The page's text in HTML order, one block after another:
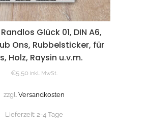
Glück 01, DIN A6,
Ons, Rubbelsticker, für
Holz, Raysin u.v.m.
€5,50 inkl. MwSt.
zzgl. Versandkosten
Lieferzeit: 2-4 Tage